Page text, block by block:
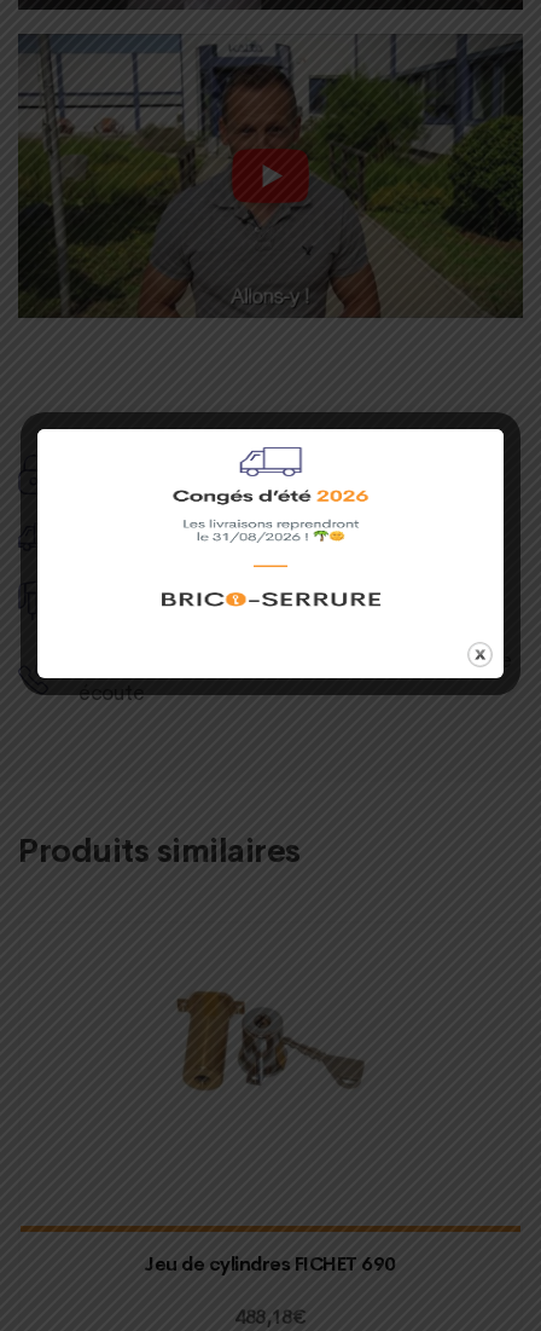
4x sans fraissécurisé à 100%
Frais de port offerts dès 50€ d'achat
50.000 produits en stock
service client à votre
écoute
Produits similaires
Jeu de cylindres FICHET 690
488,18€